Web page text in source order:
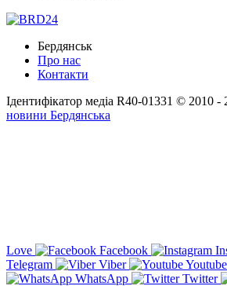
Бердянськ
Про нас
Контакти
Ідентифікатор медіа R40-01331 © 2010 -
новини Бердянська
Love
Facebook
Telegram
Viber Youtube
WhatsApp
Twitter